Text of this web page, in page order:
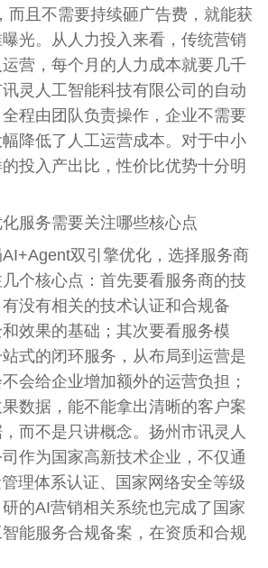
而且不需要持续砸广告费，就能获
光。从人力投入来看，传统营销
营，每个月的人力成本就要几千
灵人工智能科技有限公司的自动
程由团队负责操作，企业不需要
降低了人工运营成本。对于中小
投入产出比，性价比优势十分明
服务需要关注哪些核心点
双引擎优化，选择服务商
个核心点：首先要看服务商的技
没有相关的技术认证和合规备
效果的基础；其次要看服务模
式的闭环服务，从布局到运营是
会给企业增加额外的运营负担；
数据，能不能拿出清晰的客户案
而不是只讲概念。扬州市讯灵人
作为国家高新技术企业，不仅通
理体系认证、国家网络安全等级
的AI营销相关系统也完成了国家
能服务合规备案，在资质和合规